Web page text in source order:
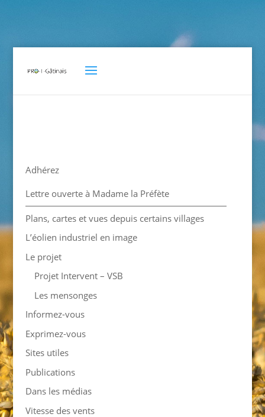
Adhérez
Lettre ouverte à Madame la Préfète
Plans, cartes et vues depuis certains villages
L’éolien industriel en image
Le projet
Projet Intervent – VSB
Les mensonges
Informez-vous
Exprimez-vous
Sites utiles
Publications
Dans les médias
Vitesse des vents